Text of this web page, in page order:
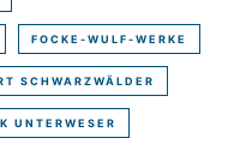
FOCKE-WULF-WERKE
SCHWARZWÄLDER
UNTERWESER